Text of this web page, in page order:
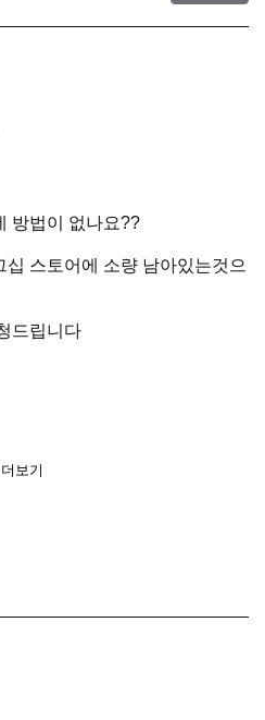
방법이 없나요??
십 스토어에 소량 남아있는것으
드립니다
더보기